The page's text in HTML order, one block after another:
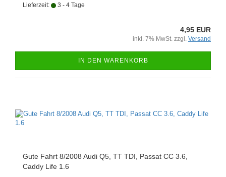
Lieferzeit: 3 - 4 Tage
4,95 EUR
inkl. 7% MwSt. zzgl. Versand
IN DEN WARENKORB
Gute Fahrt 8/2008 Audi Q5, TT TDI, Passat CC 3.6,
Caddy Life 1.6